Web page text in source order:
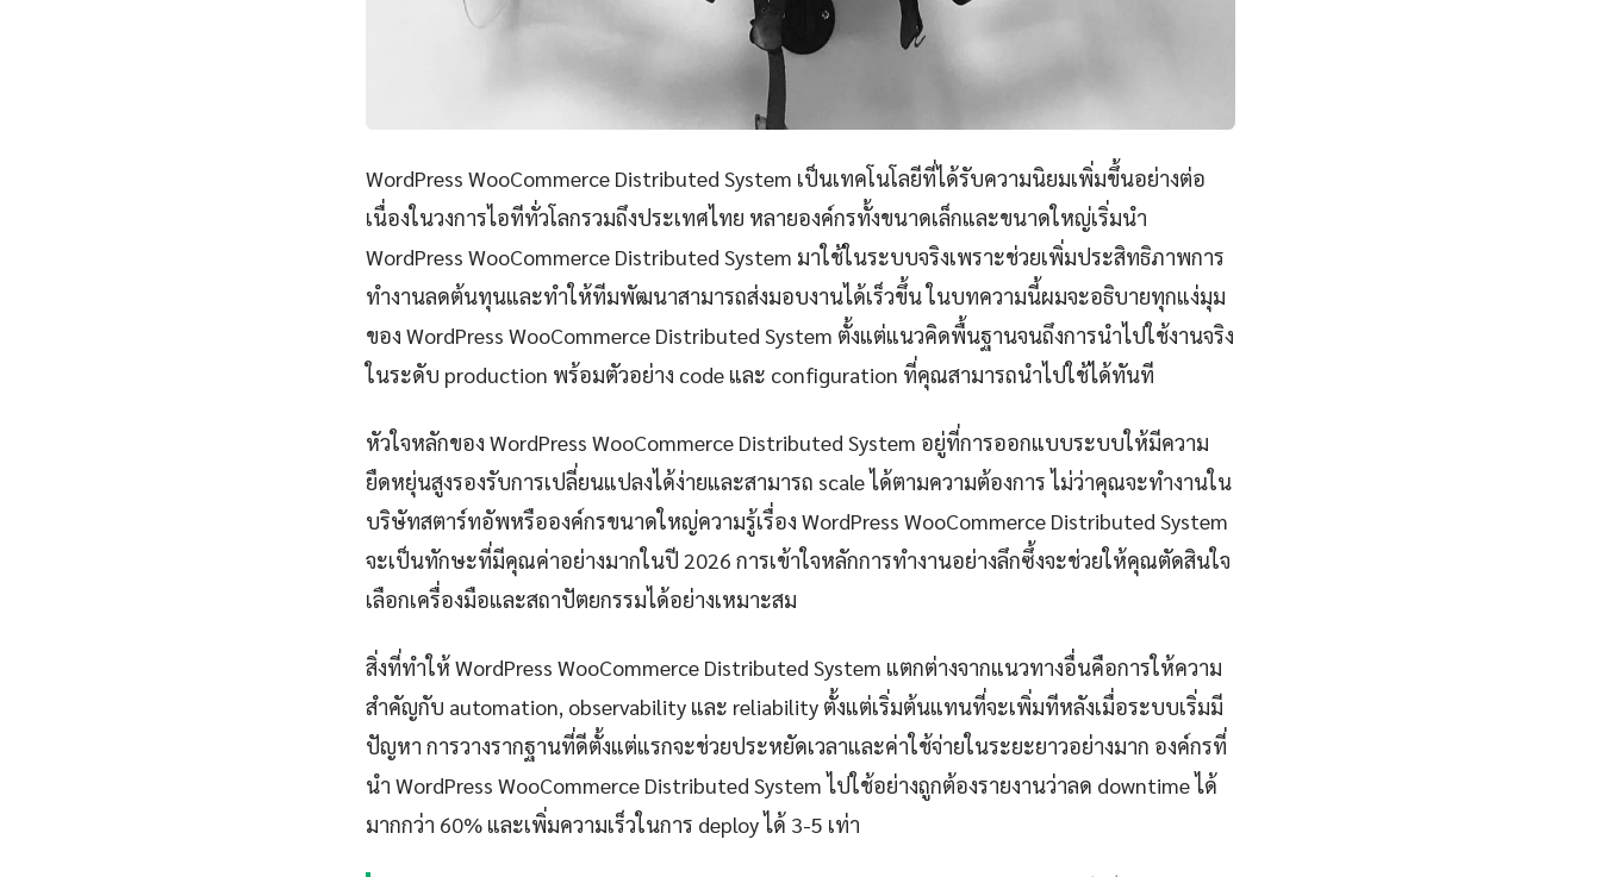
WordPress WooCommerce Distributed System เป็นเทคโนโลยีที่ได้รับความนิยมเพิ่มขึ้นอย่างต่อ
เนื่องในวงการไอทีทั่วโลกรวมถึงประเทศไทย หลายองค์กรทั้งขนาดเล็กและขนาดใหญ่เริ่มนำ
WordPress WooCommerce Distributed System มาใช้ในระบบจริงเพราะช่วยเพิ่มประสิทธิภาพการ
ทำงานลดต้นทุนและทำให้ทีมพัฒนาสามารถส่งมอบงานได้เร็วขึ้น ในบทความนี้ผมจะอธิบายทุกแง่มุม
ของ WordPress WooCommerce Distributed System ตั้งแต่แนวคิดพื้นฐานจนถึงการนำไปใช้งานจริง
ในระดับ production พร้อมตัวอย่าง code และ configuration ที่คุณสามารถนำไปใช้ได้ทันที
หัวใจหลักของ WordPress WooCommerce Distributed System อยู่ที่การออกแบบระบบให้มีความ
ยืดหยุ่นสูงรองรับการเปลี่ยนแปลงได้ง่ายและสามารถ scale ได้ตามความต้องการ ไม่ว่าคุณจะทำงานใน
บริษัทสตาร์ทอัพหรือองค์กรขนาดใหญ่ความรู้เรื่อง WordPress WooCommerce Distributed System
จะเป็นทักษะที่มีคุณค่าอย่างมากในปี 2026 การเข้าใจหลักการทำงานอย่างลึกซึ้งจะช่วยให้คุณตัดสินใจ
เลือกเครื่องมือและสถาปัตยกรรมได้อย่างเหมาะสม
สิ่งที่ทำให้ WordPress WooCommerce Distributed System แตกต่างจากแนวทางอื่นคือการให้ความ
สำคัญกับ automation, observability และ reliability ตั้งแต่เริ่มต้นแทนที่จะเพิ่มทีหลังเมื่อระบบเริ่มมี
ปัญหา การวางรากฐานที่ดีตั้งแต่แรกจะช่วยประหยัดเวลาและค่าใช้จ่ายในระยะยาวอย่างมาก องค์กรที่
นำ WordPress WooCommerce Distributed System ไปใช้อย่างถูกต้องรายงานว่าลด downtime ได้
มากกว่า 60% และเพิ่มความเร็วในการ deploy ได้ 3-5 เท่า